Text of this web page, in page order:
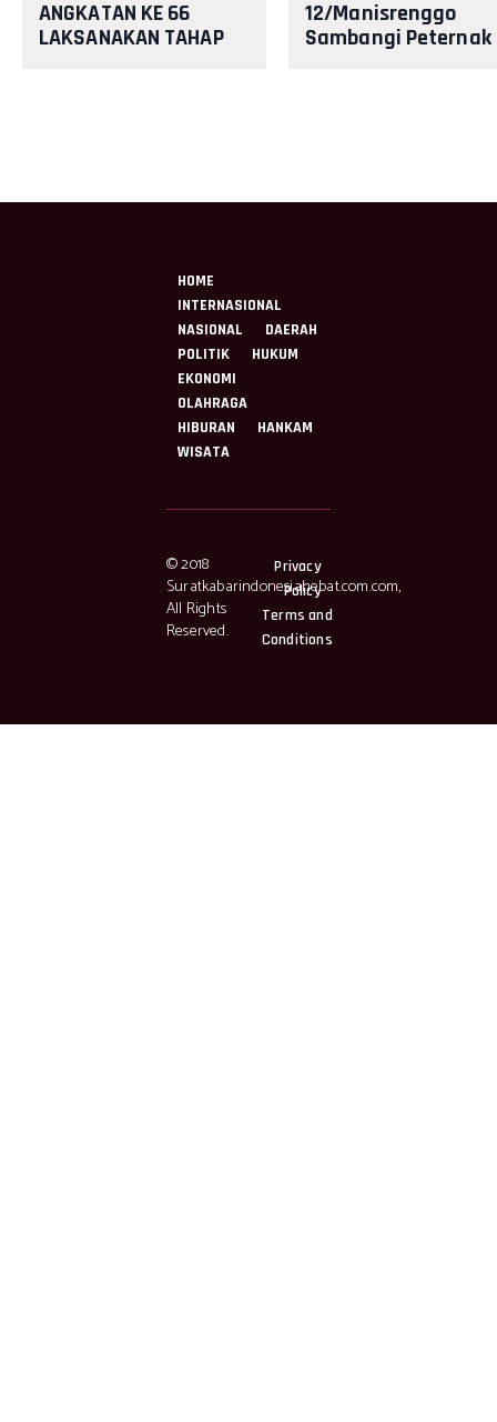
ANGKATAN KE 66
LAKSANAKAN TAHAP
12/Manisrenggo
Sambangi Peternak
HOME
INTERNASIONAL
NASIONAL
DAERAH
POLITIK
HUKUM
EKONOMI
OLAHRAGA
HIBURAN
HANKAM
WISATA
© 2018
Suratkabarindonesiahebat.com.com,
All Rights
Reserved.
Privacy
Policy
Terms and
Conditions